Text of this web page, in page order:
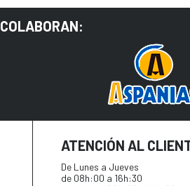
COLABORAN:
ATENCIÓN AL
De Lunes a Jueves
de 08h:00 a 16h:30